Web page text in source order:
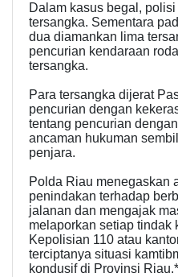
Dalam kasus begal,
tersangka. Sementara
dua diamankan lima
pencurian kendaraan
tersangka.
Para tersangka dijerat
pencurian dengan
tentang pencurian
ancaman hukuman
penjara.
Polda Riau menegaskan
penindakan terhadap
jalanan dan mengajak
melaporkan setiap tindak
Kepolisian 110 atau
terciptanya situasi
kondusif di Provinsi